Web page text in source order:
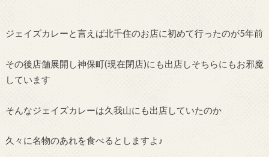
ジェイズカレーと言えば北千住のお店に初めて行ったのが5年前
その後店舗展開し神保町(現在閉店)にも出店しそちらにもお邪魔
しています
そんなジェイズカレーは久我山にも出店していたのか
久々に名物のあれを食べるとしますよ♪